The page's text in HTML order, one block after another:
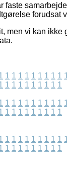
forudsat
men vi kan ikke
1 1 1 1 1 1 1 1 1
1 1 1 1 1 1 1 1 1
1 1 1 1 1 1 1 1 1
1 1 1 1 1 1 1 1 1
1 1 1 1 1 1 1 1 1
1 1 1 1 1 1 1 1 1